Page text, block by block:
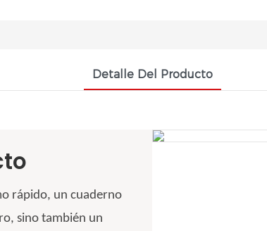
Detalle Del Producto
rápido, un cuaderno
sino también un